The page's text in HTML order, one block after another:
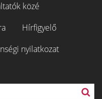
közé
Hírfigyelő
nyilatkozat